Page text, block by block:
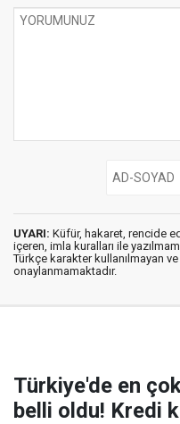
UYARI: Küfür, hakaret, rencide
içeren, imla kuralları ile
Türkçe karakter kullanılmayan
onaylanmamaktadır.
Türkiye'de en
belli oldu! Kredi